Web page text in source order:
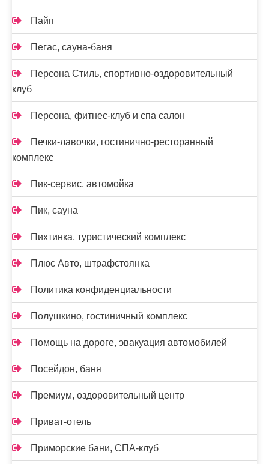
Пайп
Пегас, сауна-баня
Персона Стиль, спортивно-оздоровительный
клуб
Персона, фитнес-клуб и спа салон
Печки-лавочки, гостинично-ресторанный
комплекс
Пик-сервис, автомойка
Пик, сауна
Пихтинка, туристический комплекс
Плюс Авто, штрафстоянка
Политика конфиденциальности
Полушкино, гостиничный комплекс
Помощь на дороге, эвакуация автомобилей
Посейдон, баня
Премиум, оздоровительный центр
Приват-отель
Приморские бани, СПА-клуб